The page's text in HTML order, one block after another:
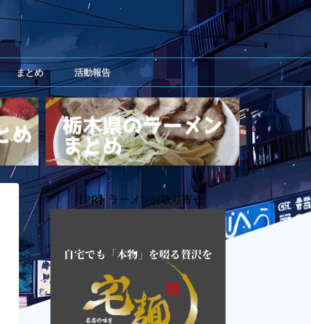
まとめ 活動報告
【PR】ラーメンお取り寄せ